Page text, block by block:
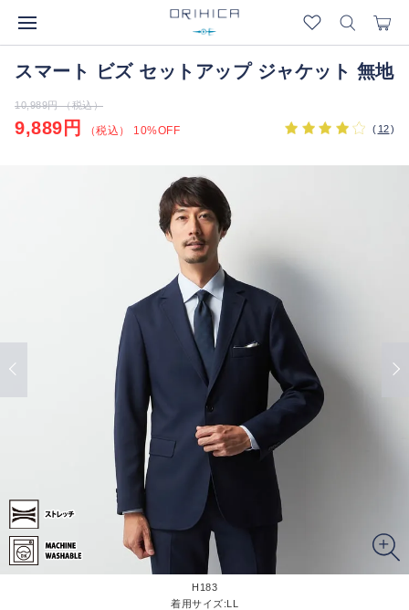
スマート ビズ セットアップ ジャケット 無地
10,989円 （税込）
9,889円 （税込） 10%OFF ( 12)
H183
着用サイズ:LL